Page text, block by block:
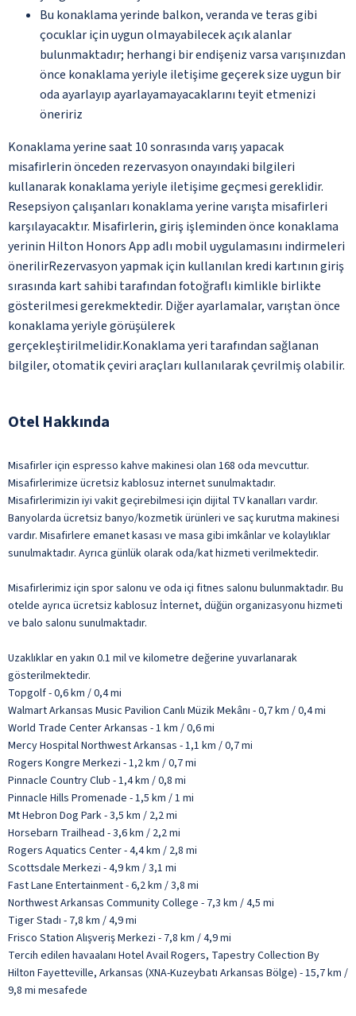
Bu konaklama yerinde balkon, veranda ve teras gibi
çocuklar için uygun olmayabilecek açık alanlar
bulunmaktadır; herhangi bir endişeniz varsa varışınızdan
önce konaklama yeriyle iletişime geçerek size uygun bir
oda ayarlayıp ayarlayamayacaklarını teyit etmenizi
öneririz
Konaklama yerine saat 10 sonrasında varış yapacak
misafirlerin önceden rezervasyon onayındaki bilgileri
kullanarak konaklama yeriyle iletişime geçmesi gereklidir.
Resepsiyon çalışanları konaklama yerine varışta misafirleri
karşılayacaktır. Misafirlerin, giriş işleminden önce konaklama
yerinin Hilton Honors App adlı mobil uygulamasını indirmeleri
önerilirRezervasyon yapmak için kullanılan kredi kartının giriş
sırasında kart sahibi tarafından fotoğraflı kimlikle birlikte
gösterilmesi gerekmektedir. Diğer ayarlamalar, varıştan önce
konaklama yeriyle görüşülerek
gerçekleştirilmelidir.Konaklama yeri tarafından sağlanan
bilgiler, otomatik çeviri araçları kullanılarak çevrilmiş olabilir.
Otel Hakkında
Misafirler için espresso kahve makinesi olan 168 oda mevcuttur.
Misafirlerimize ücretsiz kablosuz internet sunulmaktadır.
Misafirlerimizin iyi vakit geçirebilmesi için dijital TV kanalları vardır.
Banyolarda ücretsiz banyo/kozmetik ürünleri ve saç kurutma makinesi
vardır. Misafirlere emanet kasası ve masa gibi imkânlar ve kolaylıklar
sunulmaktadır. Ayrıca günlük olarak oda/kat hizmeti verilmektedir.
Misafirlerimiz için spor salonu ve oda içi fitnes salonu bulunmaktadır. Bu
otelde ayrıca ücretsiz kablosuz İnternet, düğün organizasyonu hizmeti
ve balo salonu sunulmaktadır.
Uzaklıklar en yakın 0.1 mil ve kilometre değerine yuvarlanarak
gösterilmektedir.
Topgolf - 0,6 km / 0,4 mi
Walmart Arkansas Music Pavilion Canlı Müzik Mekânı - 0,7 km / 0,4 mi
World Trade Center Arkansas - 1 km / 0,6 mi
Mercy Hospital Northwest Arkansas - 1,1 km / 0,7 mi
Rogers Kongre Merkezi - 1,2 km / 0,7 mi
Pinnacle Country Club - 1,4 km / 0,8 mi
Pinnacle Hills Promenade - 1,5 km / 1 mi
Mt Hebron Dog Park - 3,5 km / 2,2 mi
Horsebarn Trailhead - 3,6 km / 2,2 mi
Rogers Aquatics Center - 4,4 km / 2,8 mi
Scottsdale Merkezi - 4,9 km / 3,1 mi
Fast Lane Entertainment - 6,2 km / 3,8 mi
Northwest Arkansas Community College - 7,3 km / 4,5 mi
Tiger Stadı - 7,8 km / 4,9 mi
Frisco Station Alışveriş Merkezi - 7,8 km / 4,9 mi
Tercih edilen havaalanı Hotel Avail Rogers, Tapestry Collection By
Hilton Fayetteville, Arkansas (XNA-Kuzeybatı Arkansas Bölge) - 15,7 km /
9,8 mi mesafede